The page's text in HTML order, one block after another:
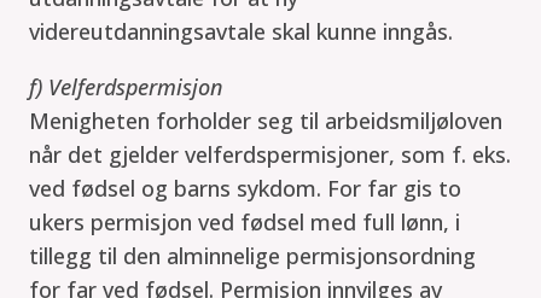
videreutdanningsavtale skal kunne inngås.
f) Velferdspermisjon
Menigheten forholder seg til arbeidsmiljøloven
når det gjelder velferdspermisjoner, som f. eks.
ved fødsel og barns sykdom. For far gis to
ukers permisjon ved fødsel med full lønn, i
tillegg til den alminnelige permisjonsordning
for far ved fødsel. Permisjon innvilges av